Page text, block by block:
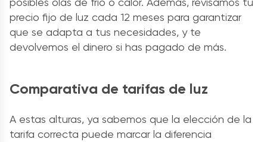
precio fijo de luz cada 12 meses para garantizar
que se adapta a tus necesidades, y te
devolvemos el dinero si has pagado de más.
Comparativa de tarifas de luz
A estas alturas, ya sabemos que la elección de la
tarifa correcta puede marcar la diferencia